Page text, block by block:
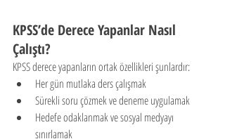
KPSS’de Derece Yapanlar Nasıl
Çalıştı?
KPSS derece yapanların ortak özellikleri şunlardır:
Her gün mutlaka ders çalışmak
Sürekli soru çözmek ve deneme uygulamak
Hedefe odaklanmak ve sosyal medyayı
sınırlamak